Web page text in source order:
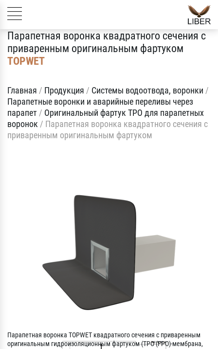
Парапетная воронка квадратного сечения с
приваренным оригинальным фартуком
TOPWET
Главная / Продукция / Системы водоотвода, воронки /
Парапетные воронки и аварийные переливы через
парапет / Оригинальный фартук TPO для парапетных
воронок / Парапетная воронка квадратного сечения с
приваренным оригинальным фартуком
Парапетная воронка TOPWET квадратного сечения с приваренным
оригинальным гидроизоляционным фартуком (TPO (FPO)-мембрана,